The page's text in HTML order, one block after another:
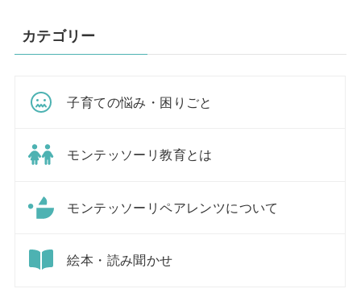
カテゴリー
子育ての悩み・困りごと
モンテッソーリ教育とは
モンテッソーリペアレンツについて
絵本・読み聞かせ